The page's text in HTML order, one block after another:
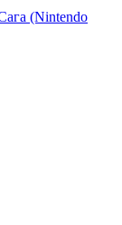
(Nintendo